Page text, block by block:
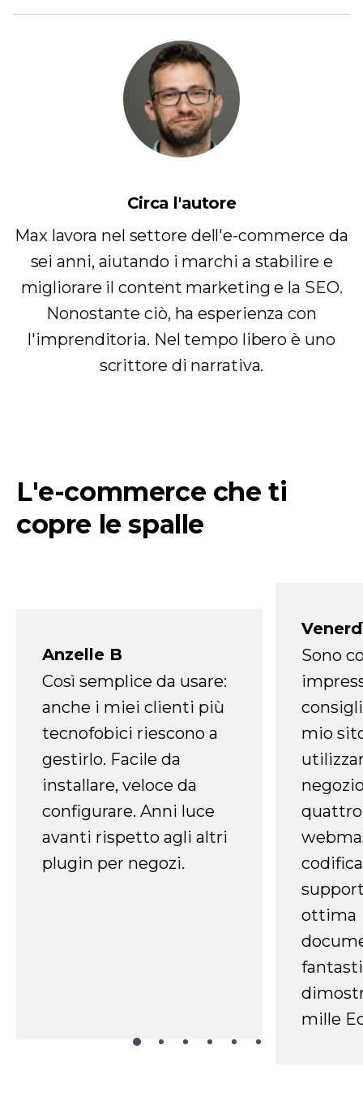
Circa l'autore
Max lavora nel settore dell'e-commerce da
sei anni, aiutando i marchi a stabilire e
migliorare il content marketing e la SEO.
Nonostante ciò, ha esperienza con
l'imprenditoria. Nel tempo libero è uno
scrittore di narrativa.
L'e-commerce che ti
copre le spalle
Anzelle B
Così semplice da usare:
anche i miei clienti più
tecnofobici riescono a
gestirlo. Facile da
installare, veloce da
configurare. Anni luce
avanti rispetto agli altri
plugin per negozi.
Sono
mio
ottima
mille